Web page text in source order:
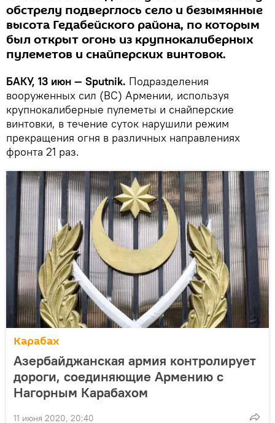
обстрелу подверглось село и безымянные
высота Гедабейского района, по которым
был открыт огонь из крупнокалиберных
пулеметов и снайперских винтовок.
БАКУ, 13 июн — Sputnik. Подразделения
вооруженных сил (ВС) Армении, используя
крупнокалиберные пулеметы и снайперские
винтовки, в течение суток нарушили режим
прекращения огня в различных направлениях
фронта 21 раз.
Карабах
Азербайджанская армия контролирует
дороги, соединяющие Армению с
Нагорным Карабахом
11 июня 2020, 20:40